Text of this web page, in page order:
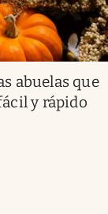
abuelas que
y rápido